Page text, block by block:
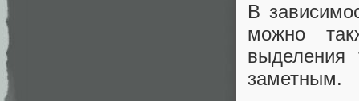
В
можно
выделения
заметным.